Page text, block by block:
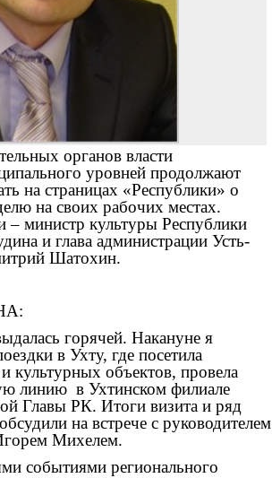
органов власти
уровней продолжают
на страницах «Республики» о
на своих рабочих местах.
– министр культуры Республики
и глава администрации Усть-
Шатохин.
горячей. Накануне я
в Ухту, где посетила
культурных объектов, провела
линию в Ухтинском филиале
Главы РК. Итоги визита и ряд
на встрече с руководителем
Михелем.
событиями регионального